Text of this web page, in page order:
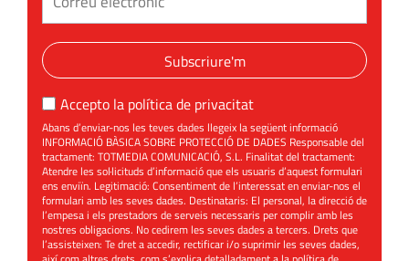
Subscriure'm
Accepto la política de privacitat
Abans d’enviar-nos les teves dades llegeix la següent informació
INFORMACIÓ BÀSICA SOBRE PROTECCIÓ DE DADES Responsable del
tractament: TOTMEDIA COMUNICACIÓ, S.L. Finalitat del tractament:
Atendre les sol·licituds d’informació que els usuaris d’aquest formulari
ens enviïn. Legitimació: Consentiment de l’interessat en enviar-nos el
formulari amb les seves dades. Destinataris: El personal, la direcció de
l’empesa i els prestadors de serveis necessaris per complir amb les
nostres obligacions. No cedirem les seves dades a tercers. Drets que
l’assisteixen: Te dret a accedir, rectificar i/o suprimir les seves dades,